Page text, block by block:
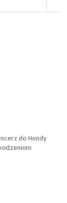
do Hondy